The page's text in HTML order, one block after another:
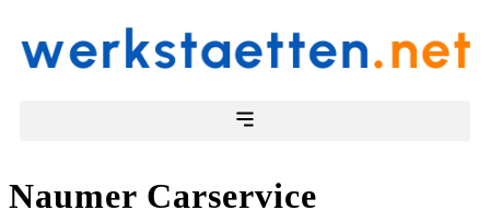
Naumer Carservice